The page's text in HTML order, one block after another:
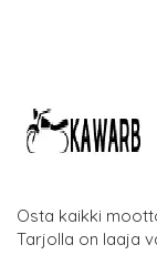
Osta kaikki
Tarjolla on laaja